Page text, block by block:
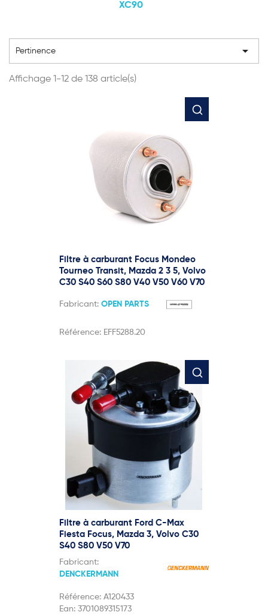
XC90
Pertinence 
Affichage 1-12 de 138 article(s)
Filtre à carburant Focus Mondeo
Tourneo Transit, Mazda 2 3 5, Volvo
C30 S40 S60 S80 V40 V50 V60 V70
Fabricant: OPEN PARTS
Référence: EFF5288.20
Filtre à carburant Ford C-Max
Fiesta Focus, Mazda 3, Volvo C30
S40 S80 V50 V70
Fabricant:
DENCKERMANN
Référence: A120433
Ean: 3701089315173